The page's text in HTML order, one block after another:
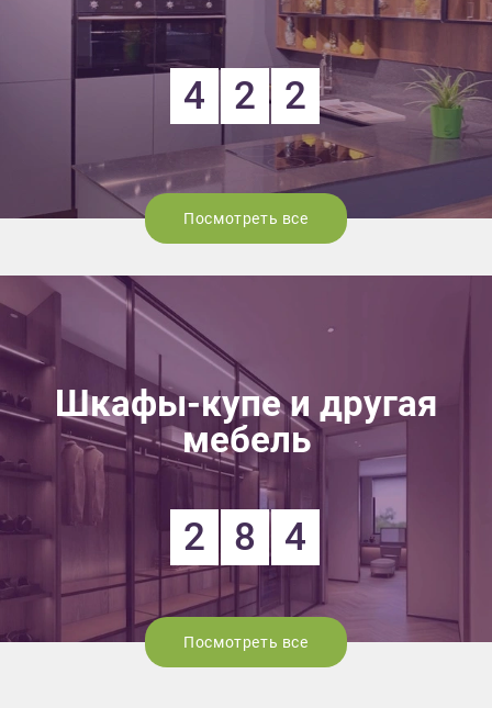
4 2 2
Посмотреть все
Шкафы-купе и другая
мебель
2 8 4
Посмотреть все